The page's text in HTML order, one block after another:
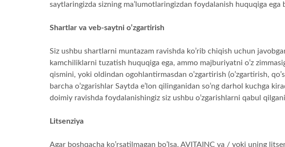
saytlaringizda sizning ma’lumotlaringizdan foydalanish huquqiga ega
Shartlar va veb-saytni o’zgartirish
Siz ushbu shartlarni muntazam ravishda ko’rib chiqish uchun
kamchiliklarni tuzatish huquqiga ega, ammo majburiyatni o’z
qismini, yoki oldindan ogohlantirmasdan o’zgartirish (o’zgartirish,
barcha o’zgarishlar Saytda e’lon qilinganidan so’ng darhol kuchga
doimiy ravishda foydalanishingiz siz ushbu o’zgarishlarni qabul
Litsenziya
Agar boshqacha ko’rsatilmagan bo’lsa, AVITAINC va / yoki uning